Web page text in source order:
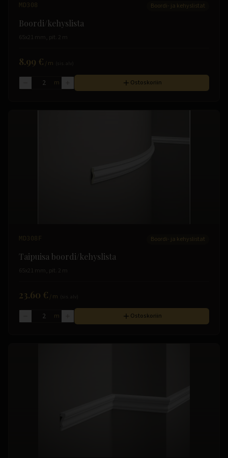
MD308 Boordi- ja kehyslistat
Boordi/kehyslista
65x21 mm, pit. 2 m
8.99 € /m
m Ostoskoriin
MD308F Boordi- ja kehyslistat
Taipuisa boordi/kehyslista
65x21 mm, pit. 2 m
23.60 € /m
m Ostoskoriin